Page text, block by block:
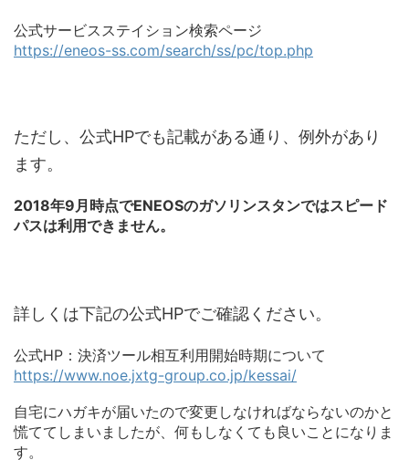
公式サービスステイション検索ページ
https://eneos-ss.com/search/ss/pc/top.php
ただし、公式HPでも記載がある通り、例外があり
ます。
2018年9月時点でENEOSのガソリンスタンではスピード
パスは利用できません。
詳しくは下記の公式HPでご確認ください。
公式HP：決済ツール相互利用開始時期について
https://www.noe.jxtg-group.co.jp/kessai/
自宅にハガキが届いたので変更しなければならないのかと
慌ててしまいましたが、何もしなくても良いことになりま
す。